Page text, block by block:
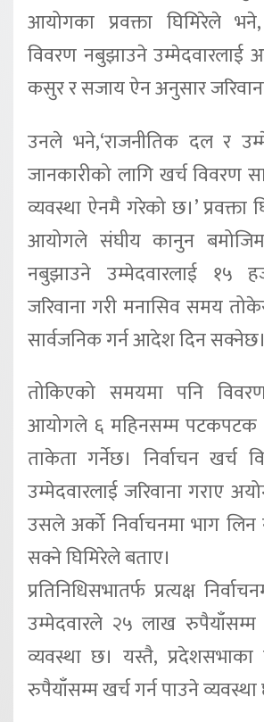
आयोगका प्रवक्ता घिमिरेले
विवरण नबुझाउने उम्मेदवारलाई
कसुर र सजाय ऐन अनुसार
उनले भने,‘राजनीतिक दल र
जानकारीको लागि खर्च विवरण
व्यवस्था ऐनमै गरेको छ।’ प्रवक्ता
आयोगले संघीय कानुन बमोजिम
नबुझाउने उम्मेदवारलाई १५
जरिवाना गरी मनासिव समय
सार्वजनिक गर्न आदेश दिन सक्नेछ।
तोकिएको समयमा पनि
आयोगले ६ महिनसम्म पटकपटक
ताकेता गर्नेछ। निर्वाचन खर्च
उम्मेदवारलाई जरिवाना गराए
उसले अर्को निर्वाचनमा भाग
सक्ने घिमिरेले बताए।
प्रतिनिधिसभातर्फ प्रत्यक्ष
उम्मेदवारले २५ लाख रुपैयाँसम्म
व्यवस्था छ। यस्तै,
रुपैयाँसम्म खर्च गर्न पाउने व्यवस्था